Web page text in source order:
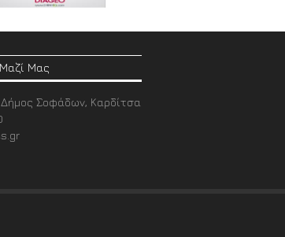
Μας
Δήμος Σοφάδων, Καρδίτσα